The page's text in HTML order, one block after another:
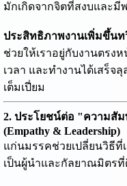
มักเกิดจากจิตที่สงบและมี
ประสิทธิภาพงานเพิ่มขึ้น
ช่วยให้เราอยู่กับงานตรง
เวลา และทำงานได้เสร็
เต็มเปี่ยม
2. ประโยชน์ต่อ "ความสั
(Empathy & Leadership)
แก่นมรรคช่วยเปลี่ยนวิธีที่
เป็นผู้นำและกัลยาณมิตร